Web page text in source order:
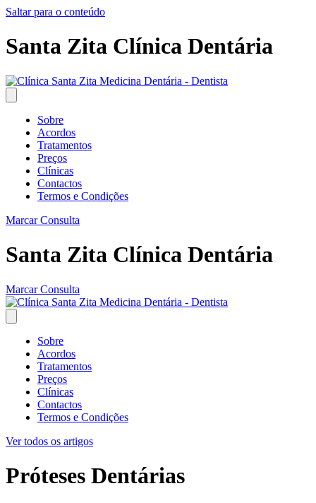
Saltar para o conteúdo
Santa Zita Clínica Dentária
Sobre
Acordos
Tratamentos
Preços
Clínicas
Contactos
Termos e Condições
Marcar Consulta
Santa Zita Clínica Dentária
Marcar Consulta
Sobre
Acordos
Tratamentos
Preços
Clínicas
Contactos
Termos e Condições
Ver todos os artigos
Próteses Dentárias